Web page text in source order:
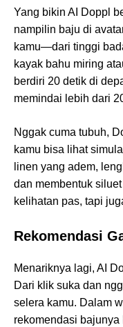
Yang bikin AI Doppl
nampilin baju di
kamu—dari tinggi
kayak bahu miring
berdiri 20 detik di
memindai lebih dari
Nggak cuma tubuh,
kamu bisa lihat
linen yang adem,
dan membentuk
kelihatan pas, tapi
Rekomendasi
Menariknya lagi, AI
Dari klik suka dan
selera kamu. Dalam
rekomendasi